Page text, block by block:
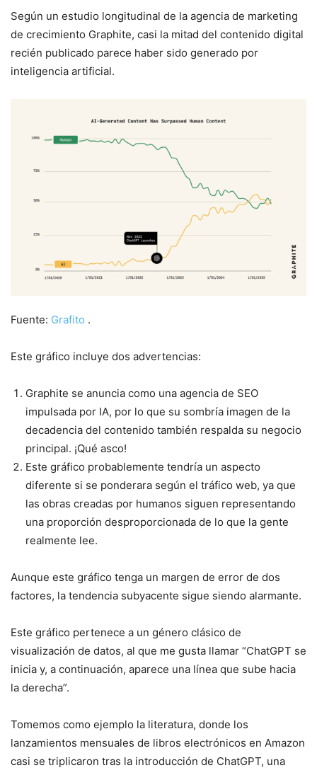
Según un estudio longitudinal de la agencia de marketing
de crecimiento Graphite, casi la mitad del contenido digital
recién publicado parece haber sido generado por
inteligencia artificial.
Fuente: Grafito .
Este gráfico incluye dos advertencias:
Graphite se anuncia como una agencia de SEO
impulsada por IA, por lo que su sombría imagen de la
decadencia del contenido también respalda su negocio
principal. ¡Qué asco!
Este gráfico probablemente tendría un aspecto
diferente si se ponderara según el tráfico web, ya que
las obras creadas por humanos siguen representando
una proporción desproporcionada de lo que la gente
realmente lee.
Aunque este gráfico tenga un margen de error de dos
factores, la tendencia subyacente sigue siendo alarmante.
Este gráfico pertenece a un género clásico de
visualización de datos, al que me gusta llamar “ChatGPT se
inicia y, a continuación, aparece una línea que sube hacia
la derecha”.
Tomemos como ejemplo la literatura, donde los
lanzamientos mensuales de libros electrónicos en Amazon
casi se triplicaron tras la introducción de ChatGPT, una